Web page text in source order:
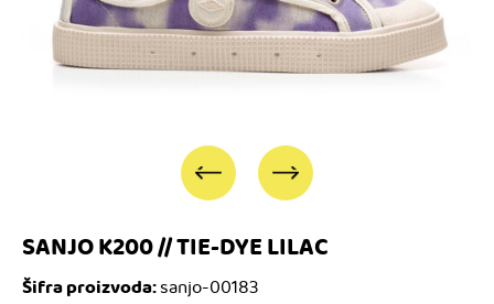
SANJO K200 // TIE-DYE LILAC
Šifra proizvoda:sanjo-00183